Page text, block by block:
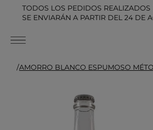
TODOS LOS PEDIDOS REALIZADOS
SE ENVIARÁN A PARTIR DEL 24 DE
/AMORRO BLANCO ESPUMOSO